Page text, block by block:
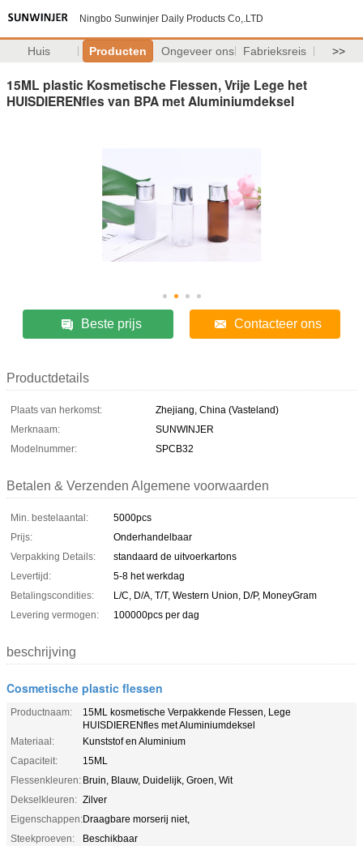
Ningbo Sunwinjer Daily Products Co,.LTD
Huis Producten Ongeveer ons Fabrieksreis >>
15ML plastic Kosmetische Flessen, Vrije Lege het
HUISDIERENfles van BPA met Aluminiumdeksel
Beste prijs Contacteer ons
Productdetails
Plaats van herkomst:
Zhejiang, China (Vasteland)
Merknaam:
SUNWINJER
Modelnummer:
SPCB32
Betalen & Verzenden Algemene voorwaarden
Min. bestelaantal:
5000pcs
Prijs:
Onderhandelbaar
Verpakking Details:
standaard de uitvoerkartons
Levertijd:
5-8 het werkdag
Betalingscondities:
L/C, D/A, T/T, Western Union, D/P, MoneyGram
Levering vermogen:
100000pcs per dag
beschrijving
Cosmetische plastic flessen
Productnaam:
15ML kosmetische Verpakkende Flessen, Lege
HUISDIERENfles met Aluminiumdeksel
Materiaal:
Kunststof en Aluminium
Capaciteit:
15ML
Flessenkleuren: Bruin, Blauw, Duidelijk, Groen, Wit
Dekselkleuren: Zilver
Eigenschappen:Draagbare morserij niet,
Steekproeven:
Beschikbaar